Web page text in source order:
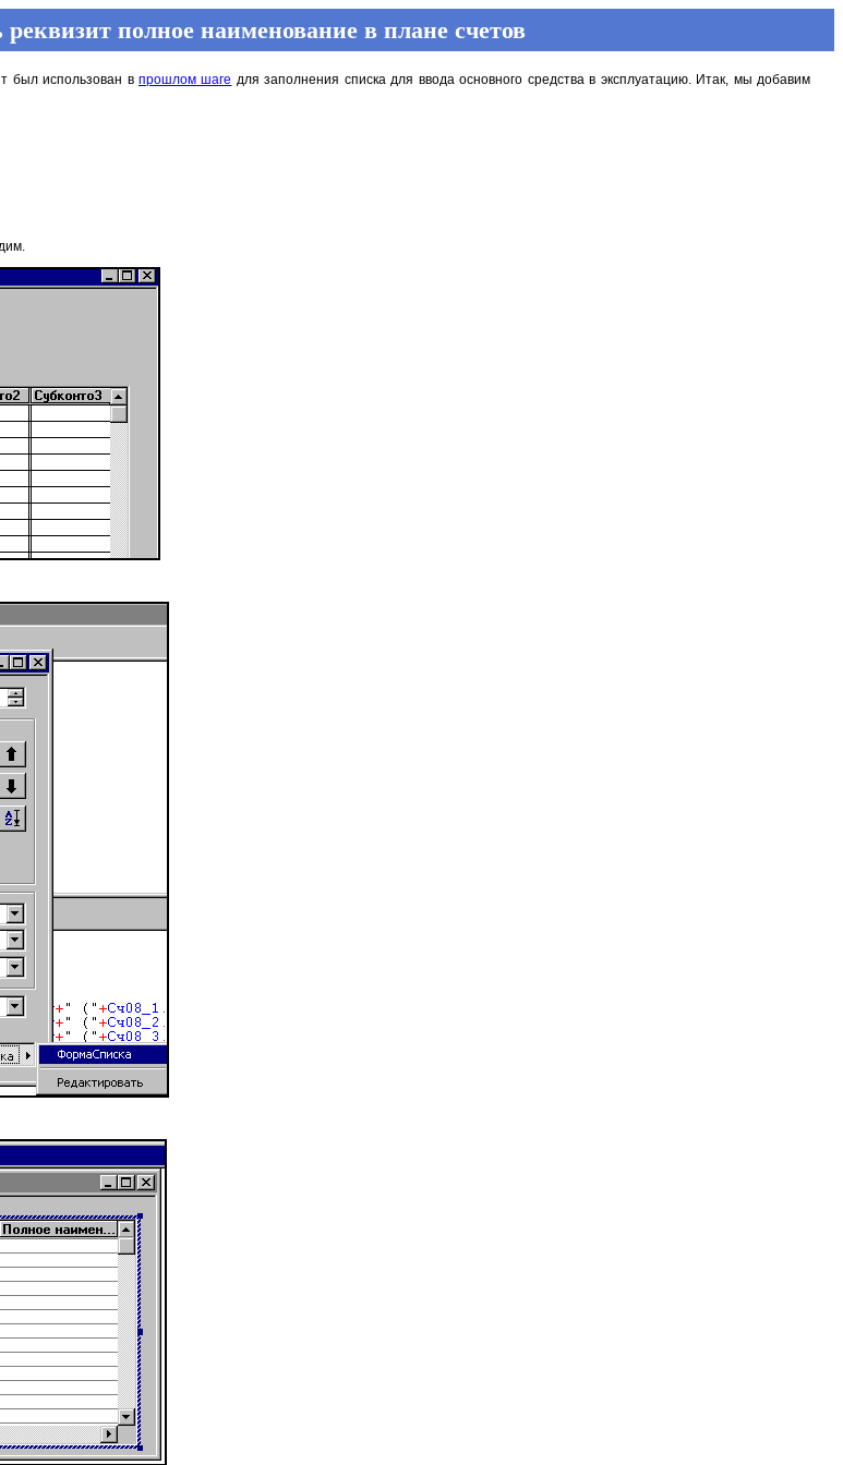
полное наименование в плане счетов
был использован в прошлом шаге для заполнения списка для ввода основного средства в эксплуатацию. Итак, мы добавим